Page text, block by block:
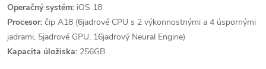
Operačný systém: iOS 18
Procesor: čip A18 (6jadrové CPU s 2 výkonnostnými a 4 úspornými
jadrami, 5jadrové GPU, 16jadrový Neural Engine)
Kapacita úložiska: 256GB